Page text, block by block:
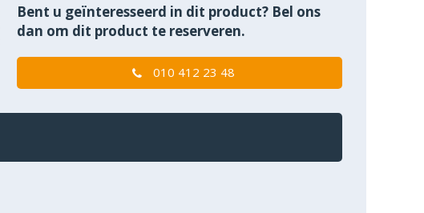
Bent u geïnteresseerd in dit product? Bel ons
dan om dit product te reserveren.
010 412 23 48